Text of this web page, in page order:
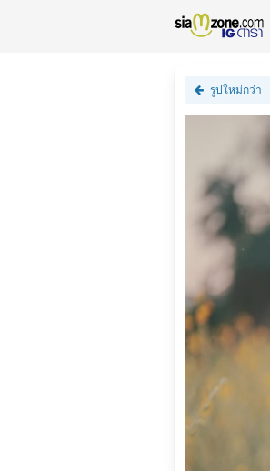
รูปใหม่กว่า